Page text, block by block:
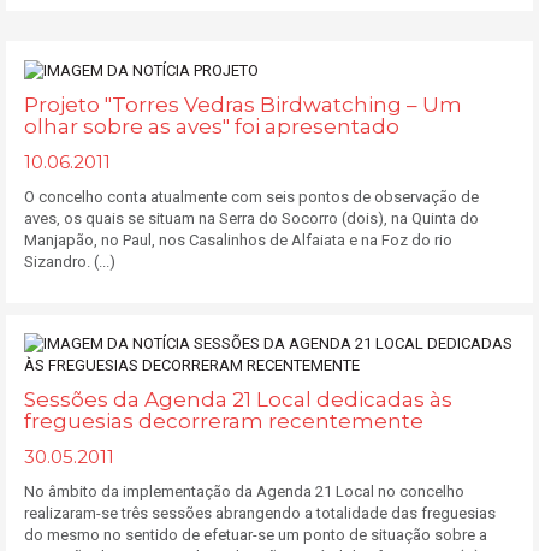
Projeto "Torres Vedras Birdwatching – Um
olhar sobre as aves" foi apresentado
10.06.2011
O concelho conta atualmente com seis pontos de observação de
aves, os quais se situam na Serra do Socorro (dois), na Quinta do
Manjapão, no Paul, nos Casalinhos de Alfaiata e na Foz do rio
Sizandro. (...)
Sessões da Agenda 21 Local dedicadas às
freguesias decorreram recentemente
30.05.2011
No âmbito da implementação da Agenda 21 Local no concelho
realizaram-se três sessões abrangendo a totalidade das freguesias
do mesmo no sentido de efetuar-se um ponto de situação sobre a